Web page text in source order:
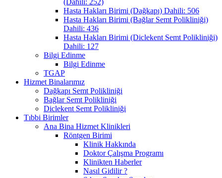
Hasta Hakları Birimi (Dağkapı) Dahili: 506
Hasta Hakları Birimi (Bağlar Semt Polikliniği)
Dahili: 436
Hasta Hakları Birimi (Diclekent Semt Polikliniği)
Dahili: 127
Bilgi Edinme
Bilgi Edinme
TGAP
Hizmet Binalarımız
Dağkapı Semt Polikliniği
Bağlar Semt Polikliniği
Diclekent Semt Polikliniği
Tıbbi Birimler
Ana Bina Hizmet Klinikleri
Röntgen Birimi
Klinik Hakkında
Doktor Çalışma Programı
Klinikten Haberler
Nasıl Gidilir ?